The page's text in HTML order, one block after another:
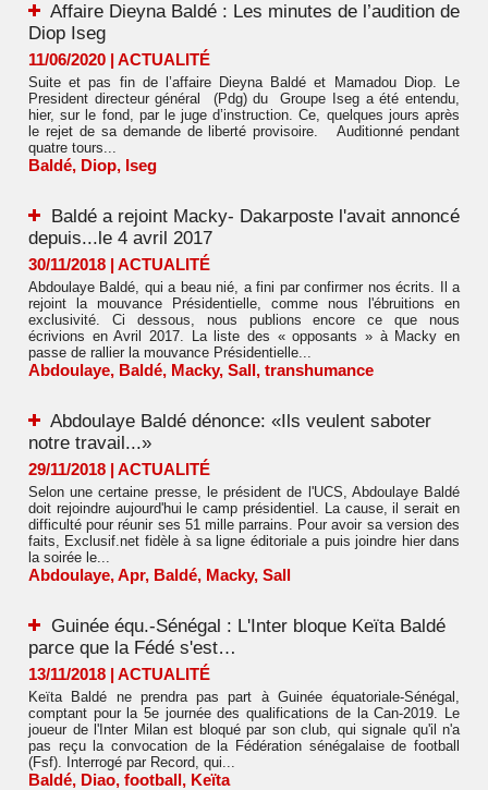
Affaire Dieyna Baldé : Les minutes de l’audition de
Diop Iseg
11/06/2020 | ACTUALITÉ
Suite et pas fin de l’affaire Dieyna Baldé et Mamadou Diop. Le
President directeur général (Pdg) du Groupe Iseg a été entendu,
hier, sur le fond, par le juge d’instruction. Ce, quelques jours après
le rejet de sa demande de liberté provisoire. Auditionné pendant
quatre tours...
Baldé, Diop, Iseg
Baldé a rejoint Macky- Dakarposte l'avait annoncé
depuis...le 4 avril 2017
30/11/2018 | ACTUALITÉ
Abdoulaye Baldé, qui a beau nié, a fini par confirmer nos écrits. Il a
rejoint la mouvance Présidentielle, comme nous l'ébruitions en
exclusivité. Ci dessous, nous publions encore ce que nous
écrivions en Avril 2017. La liste des « opposants » à Macky en
passe de rallier la mouvance Présidentielle...
Abdoulaye, Baldé, Macky, Sall, transhumance
Abdoulaye Baldé dénonce: «Ils veulent saboter
notre travail...»
29/11/2018 | ACTUALITÉ
Selon une certaine presse, le président de l'UCS, Abdoulaye Baldé
doit rejoindre aujourd'hui le camp présidentiel. La cause, il serait en
difficulté pour réunir ses 51 mille parrains. Pour avoir sa version des
faits, Exclusif.net fidèle à sa ligne éditoriale a puis joindre hier dans
la soirée le...
Abdoulaye,Apr, Baldé, Macky, Sall
Guinée équ.-Sénégal : L'Inter bloque Keïta Baldé
parce que la Fédé s'est…
13/11/2018 | ACTUALITÉ
Keïta Baldé ne prendra pas part à Guinée équatoriale-Sénégal,
comptant pour la 5e journée des qualifications de la Can-2019. Le
joueur de l'Inter Milan est bloqué par son club, qui signale qu'il n'a
pas reçu la convocation de la Fédération sénégalaise de football
(Fsf). Interrogé par Record, qui...
Baldé, Diao, football, Keïta